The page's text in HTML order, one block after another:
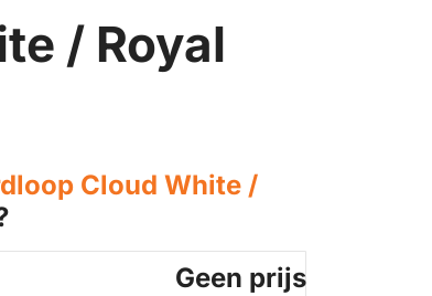
/ Royal
Cloud White /
Geen prijs